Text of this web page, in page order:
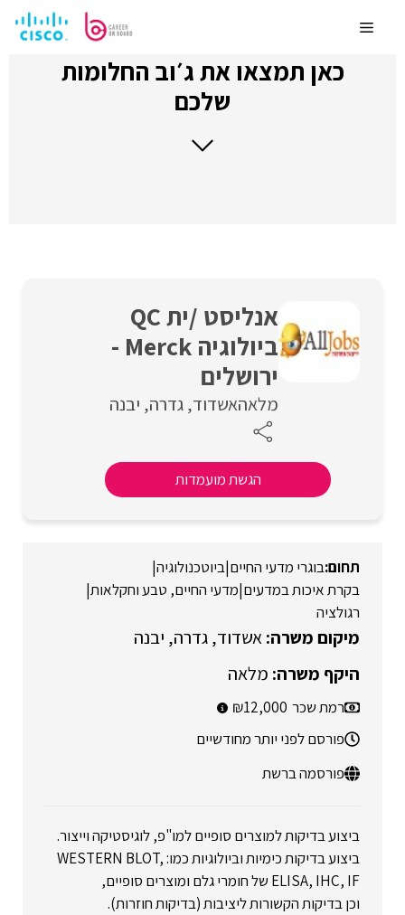
לתוכןMenu
כאן תמצאו את ג׳וב החלומות
שלכם
אנליסט /ית QC
ביולוגיה Merck -
ירושלים
מלאהאשדוד גדרה יבנה
הגשת מועמדות
בוגרי מדעי החיים|ביוטכנולוגיה|
בקרת איכות במדעים|מדעי החיים, טבע וחקלאות|
רגולציה
אשדוד גדרה יבנה
מלאה
רמת שכר 12,000
פורסם לפני יותר מחודשיים
פורסמה ברשת
ביצוע בדיקות למוצרים סופיים למו"פ, לוגיסטיקה וייצור.
ביצוע בדיקות כימיות וביולוגיות כמו: WESTERN BLOT,
ELISA, IHC, IF של חומרי גלם ומוצרים סופיים,
וכן בדיקות הקשורות ליציבות (בדיקות חוזרות).